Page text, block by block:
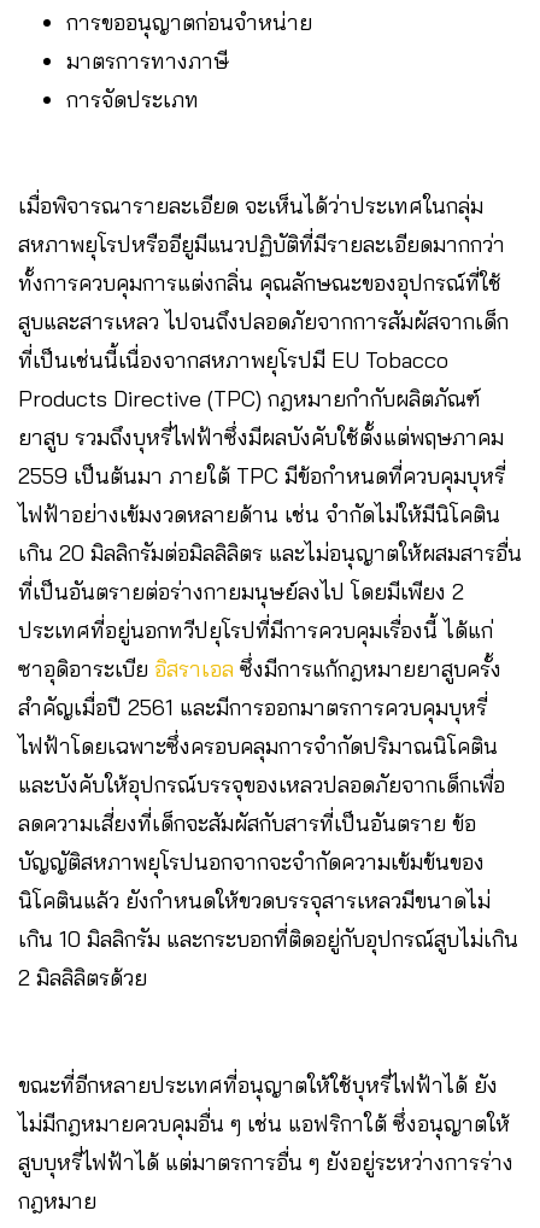
การขออนุญาตก่อนจำหน่าย
มาตรการทางภาษี
การจัดประเภท
เมื่อพิจารณารายละเอียด จะเห็นได้ว่าประเทศในกลุ่ม
สหภาพยุโรปหรืออียูมีแนวปฏิบัติที่มีรายละเอียดมากกว่า
ทั้งการควบคุมการแต่งกลิ่น คุณลักษณะของอุปกรณ์ที่ใช้
สูบและสารเหลว ไปจนถึงปลอดภัยจากการสัมผัสจากเด็ก
ที่เป็นเช่นนี้เนื่องจากสหภาพยุโรปมี EU Tobacco
Products Directive (TPC) กฎหมายกำกับผลิตภัณฑ์
ยาสูบ รวมถึงบุหรี่ไฟฟ้าซึ่งมีผลบังคับใช้ตั้งแต่พฤษภาคม
2559 เป็นต้นมา ภายใต้ TPC มีข้อกำหนดที่ควบคุมบุหรี่
ไฟฟ้าอย่างเข้มงวดหลายด้าน เช่น จำกัดไม่ให้มีนิโคติน
เกิน 20 มิลลิกรัมต่อมิลลิลิตร และไม่อนุญาตให้ผสมสารอื่น
ที่เป็นอันตรายต่อร่างกายมนุษย์ลงไป โดยมีเพียง 2
ประเทศที่อยู่นอกทวีปยุโรปที่มีการควบคุมเรื่องนี้ ได้แก่
ซาอุดิอาระเบีย อิสราเอล ซึ่งมีการแก้กฎหมายยาสูบครั้ง
สำคัญเมื่อปี 2561 และมีการออกมาตรการควบคุมบุหรี่
ไฟฟ้าโดยเฉพาะซึ่งครอบคลุมการจำกัดปริมาณนิโคติน
และบังคับให้อุปกรณ์บรรจุของเหลวปลอดภัยจากเด็กเพื่อ
ลดความเสี่ยงที่เด็กจะสัมผัสกับสารที่เป็นอันตราย ข้อ
บัญญัติสหภาพยุโรปนอกจากจะจำกัดความเข้มข้นของ
นิโคตินแล้ว ยังกำหนดให้ขวดบรรจุสารเหลวมีขนาดไม่
เกิน 10 มิลลิกรัม และกระบอกที่ติดอยู่กับอุปกรณ์สูบไม่เกิน
2 มิลลิลิตรด้วย
ขณะที่อีกหลายประเทศที่อนุญาตให้ใช้บุหรี่ไฟฟ้าได้ ยัง
ไม่มีกฎหมายควบคุมอื่น ๆ เช่น แอฟริกาใต้ ซึ่งอนุญาตให้
สูบบุหรี่ไฟฟ้าได้ แต่มาตรการอื่น ๆ ยังอยู่ระหว่างการร่าง
กฎหมาย